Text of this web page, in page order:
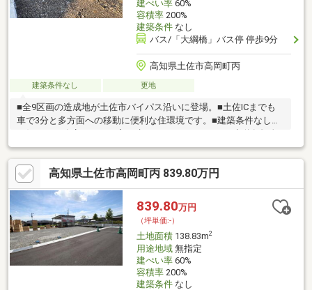
建ぺい率60%
容積率200%
建築条件なし
バス/「大綱橋」バス停 停歩9分
高知県土佐市高岡町丙
建築条件なし 更地
■全9区画の造成地が土佐市バイパス沿いに登場。■土佐ICまでも
車で3分と多方面への移動に便利な住環境です。■建築条件なし！
268081円+水道引き込み代11万円別途必要です。
高知県土佐市高岡町丙 839.80万円
839.80万円
（坪単価:-）
土地面積138.83m2
用途地域無指定
建ぺい率60%
容積率200%
建築条件なし